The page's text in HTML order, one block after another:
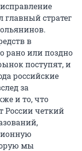
главный стратег
в
рано или поздно
поступят, и
российские
за
и то, что
России четкий
мы